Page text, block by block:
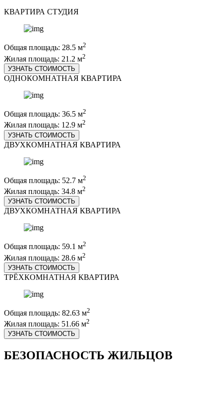
КВАРТИРА СТУДИЯ
Общая площадь: 28.5 м2
Жилая площадь: 21.2 м2
УЗНАТЬ СТОИМОСТЬ
ОДНОКОМНАТНАЯ КВАРТИРА
Общая площадь: 36.5 м2
Жилая площадь: 12.9 м2
УЗНАТЬ СТОИМОСТЬ
ДВУХКОМНАТНАЯ КВАРТИРА
Общая площадь: 52.7 м2
Жилая площадь: 34.8 м2
УЗНАТЬ СТОИМОСТЬ
ДВУХКОМНАТНАЯ КВАРТИРА
Общая площадь: 59.1 м2
Жилая площадь: 28.6 м2
УЗНАТЬ СТОИМОСТЬ
ТРЁХКОМНАТНАЯ КВАРТИРА
Общая площадь: 82.63 м2
Жилая площадь: 51.66 м2
УЗНАТЬ СТОИМОСТЬ
БЕЗОПАСНОСТЬ ЖИЛЬЦОВ